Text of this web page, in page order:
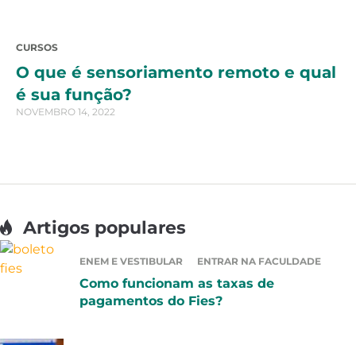
CURSOS
O que é sensoriamento remoto e qual
é sua função?
NOVEMBRO 14, 2022
Artigos populares
ENEM E VESTIBULAR ENTRAR NA FACULDADE
Como funcionam as taxas de
pagamentos do Fies?